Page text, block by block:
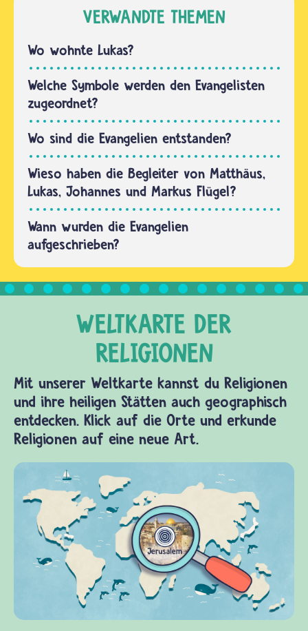
Texten
Vorlage…
Testament
entstanden
nicht alle
zur
selben
Zeit. Die
ältesten
Berichte
über
Jesus,…
VERWANDTE THEMEN
Wo wohnte Lukas?
Welche Symbole werden den Evangelisten
zugeordnet?
Wo sind die Evangelien entstanden?
Wieso haben die Begleiter von Matthäus,
Lukas, Johannes und Markus Flügel?
Wann wurden die Evangelien
aufgeschrieben?
Mit unserer Weltkarte kannst du Religionen
und ihre heiligen Stätten auch geographisch
entdecken. Klick auf die Orte und erkunde
Religionen auf eine neue Art.